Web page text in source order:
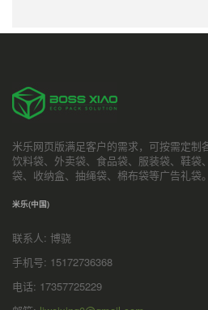
米乐网页版满足客户的需求，可按需定制
饮料袋、外卖袋、食品袋、服装袋、鞋袋
袋、收纳盒、抽绳袋、棉布袋等广告礼袋。
米乐(中国)
联系人: 博骁
手机号: 15172736368
电话: 17357725229